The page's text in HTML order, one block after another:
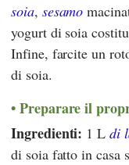
soia, sesamo
yogurt di soia
Infine, farcite un
di soia.
Preparare il
Ingredienti: 1 Ldi
di soia fatto in casa